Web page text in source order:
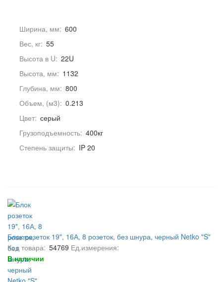
Ширина, мм: 600
Вес, кг: 55
Высота в U: 22U
Высота, мм: 1132
Глубина, мм: 800
Объем, (м3): 0.213
Цвет: серый
Грузоподъемность: 400кг
Степень защиты: IP 20
Блок розеток 19", 16А, 8 розеток, без шнура, черный Netko "S"
Код товара: 54769 Ед.измерения:
В наличии